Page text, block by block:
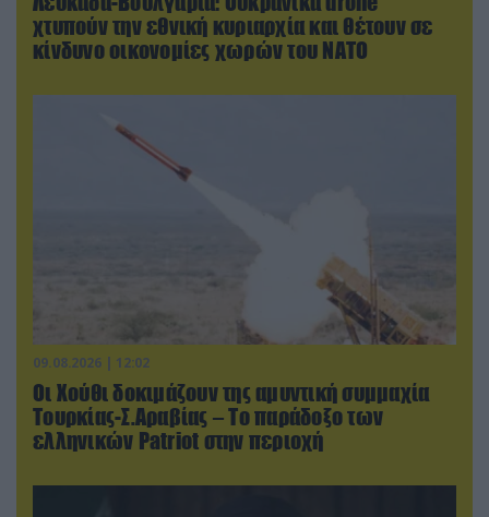
χτυπούν την εθνική κυριαρχία και θέτουν σε
κίνδυνο οικονομίες χωρών του ΝΑΤΟ
09.08.2026 | 12:02
Οι Χούθι δοκιμάζουν της αμυντική συμμαχία
Τουρκίας-Σ.Αραβίας – Το παράδοξο των
ελληνικών Patriot στην περιοχή